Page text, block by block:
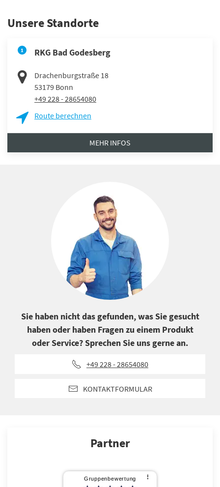
Unsere Standorte
1 RKG Bad Godesberg
Drachenburgstraße 18
53179 Bonn
+49 228 - 28654080
Route berechnen
MEHR INFOS
Sie haben nicht das gefunden, was Sie gesucht
haben oder haben Fragen zu einem Produkt
oder Service? Sprechen Sie uns gerne an.
+49 228 - 28654080
KONTAKTFORMULAR
Partner